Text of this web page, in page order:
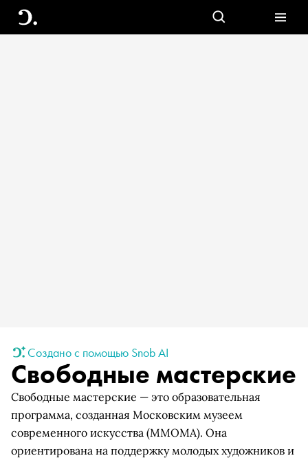
Создано с помощью Snob AI
Свободные мастерские
Свободные мастерские — это образовательная
программа, созданная Московским музеем
современного искусства (ММОМА). Она
ориентирована на поддержку молодых художников и